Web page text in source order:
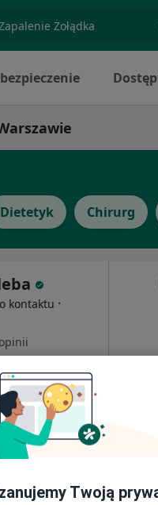
badanie lub
Dietetyk Chirurg
kontaktu ·
250 zł
Twoją